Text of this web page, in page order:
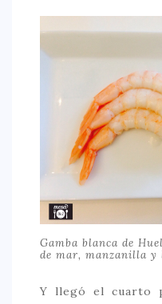
Gamba blanca de
de mar, manzanilla
Y llegó el cuarto